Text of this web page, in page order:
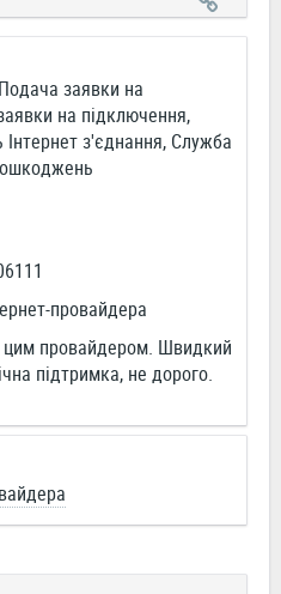
заявки на
на підключення,
Інтернет з'єднання, Служба
провайдера
цим провайдером. Швидкий
підтримка, не дорого.